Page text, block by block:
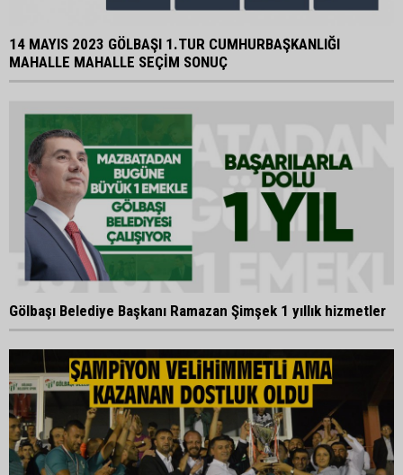
14 MAYIS 2023 GÖLBAŞI 1.TUR CUMHURBAŞKANLIĞI
MAHALLE MAHALLE SEÇİM SONUÇ
Gölbaşı Belediye Başkanı Ramazan Şimşek 1 yıllık hizmetler